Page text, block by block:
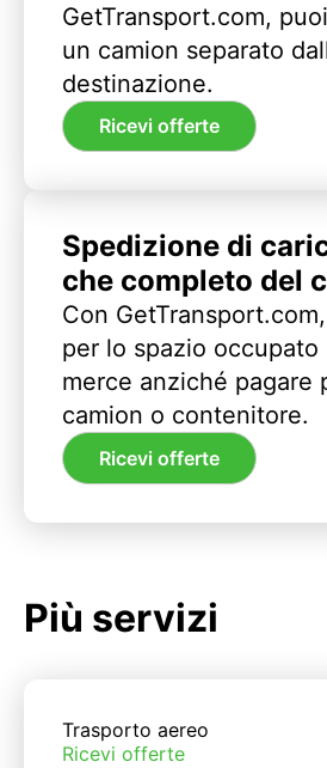
GetTransport.com,
un camion separato
destinazione.
Ricevi offerte
Spedizione di
che completo del
Con
per lo spazio occupato
merce anziché pagare
camion o contenitore.
Ricevi offerte
Più servizi
Trasporto aereo
Ricevi offerte